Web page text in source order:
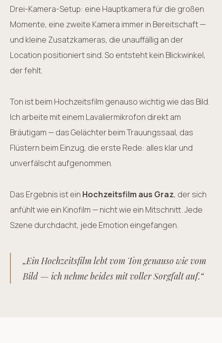
Drei-Kamera-Setup: eine Hauptkamera für die großen
Momente, eine zweite Kamera immer in Bereitschaft —
und kleine Zusatzkameras, die unauffällig an der
Location positioniert sind. So entsteht kein Blickwinkel,
der fehlt.
Ton ist beim Hochzeitsfilm genauso wichtig wie das Bild.
Ich arbeite mit einem Lavaliermikrofon direkt am
Bräutigam — das Gelächter beim Trauungssaal, das
Flüstern beim Einzug, die erste Rede: alles klar und
unverfälscht aufgenommen.
Das Ergebnis ist ein Hochzeitsfilm aus Graz, der sich
anfühlt wie ein Kinofilm — nicht wie ein Mitschnitt. Jede
Szene durchdacht, jede Emotion eingefangen.
„Ein Hochzeitsfilm lebt vom Ton genauso wie vom
Bild — ich nehme beides mit voller Sorgfalt auf.“